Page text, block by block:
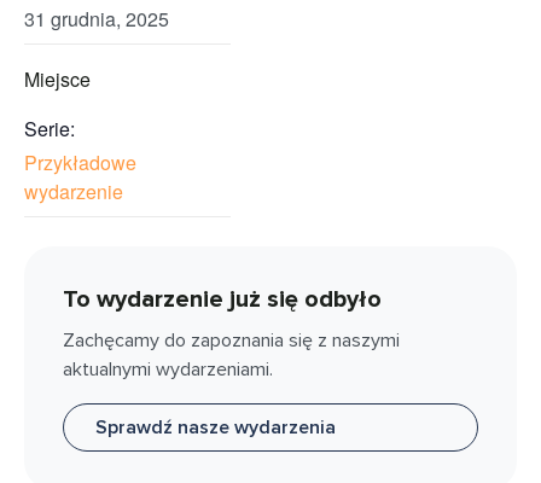
31 grudnia, 2025
Miejsce
Serie:
Przykładowe
wydarzenie
To wydarzenie już się odbyło
Zachęcamy do zapoznania się z naszymi
aktualnymi wydarzeniami.
Sprawdź nasze wydarzenia